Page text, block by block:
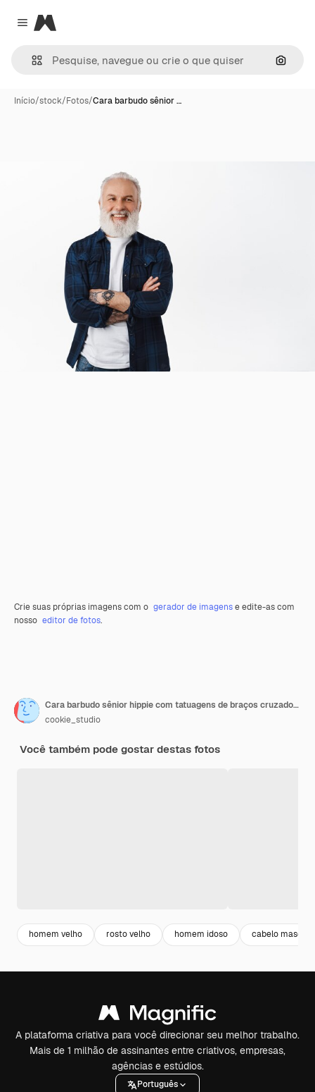
Close menu
Magnific
Início/stock/Fotos/Cara barbudo sênior …
Crie suas próprias imagens com o gerador de imagense edite-as com
nosso editor de fotos.
Cara barbudo sênior hippie com tatuagens de braços cruzados no peito, parecendo determinado e feliz na frente, em pé sobre uma parede branca
cookie_studio
Você também pode gostar destas fotos
homem velho rosto velho homem idoso cabelo
A plataforma criativa para você direcionar seu melhor trabalho.
Mais de 1 milhão de assinantes entre criativos, empresas,
agências e estúdios.
Português